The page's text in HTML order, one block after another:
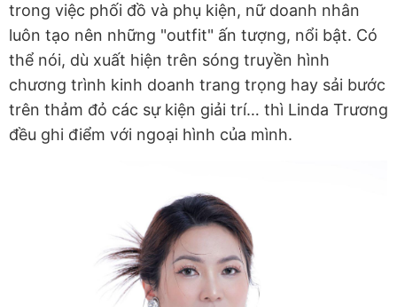
trong việc phối đồ và phụ kiện, nữ doanh nhân
luôn tạo nên những "outfit" ấn tượng, nổi bật. Có
thể nói, dù xuất hiện trên sóng truyền hình
chương trình kinh doanh trang trọng hay sải bước
trên thảm đỏ các sự kiện giải trí… thì Linda Trương
đều ghi điểm với ngoại hình của mình.